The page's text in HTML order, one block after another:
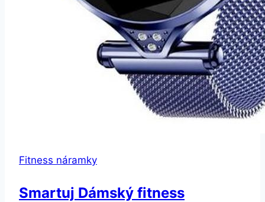
Fitness náramky
Smartuj Dámský fitness